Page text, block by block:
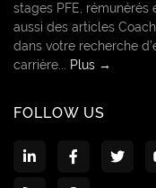
stages PFE,
aussi des articles
dans votre recherche
carrière...
Plus →
FOLLOW US